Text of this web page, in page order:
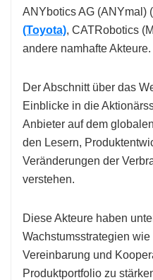
ANYbotics AG (ANYmal)
(Toyota), CATRobotics
andere namhafte Akteure.
Der Abschnitt über das
Einblicke in die
Anbieter auf dem
den Lesern,
Veränderungen der
verstehen.
Diese Akteure haben
Wachstumsstrategien
Vereinbarung und
Produktportfolio zu